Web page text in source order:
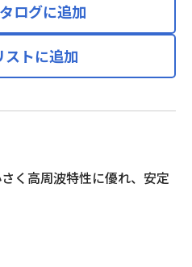
ログに追加
ストに追加
く高周波特性に優れ、安定